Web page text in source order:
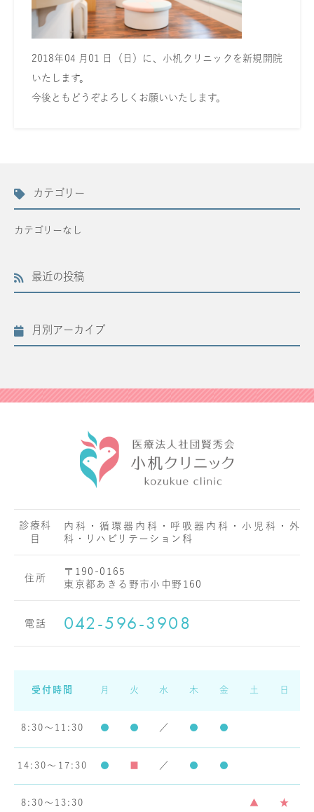
2018年04 月01 日（日）に、小机クリニックを新規開院
いたします。
今後ともどうぞよろしくお願いいたします。
カテゴリー
カテゴリーなし
最近の投稿
月別アーカイブ
診療科
目
内科・循環器内科・呼吸器内科・小児科・外
科・リハビリテーション科
住所
〒190-0165
東京都あきる野市小中野160
電話 042-596-3908
受付時間 月 火 水 木 金 土 日
8:30～11:30 ● ● ／ ● ●
14:30～17:30 ● ／ ● ●
8:30～13:30 ▲ ★